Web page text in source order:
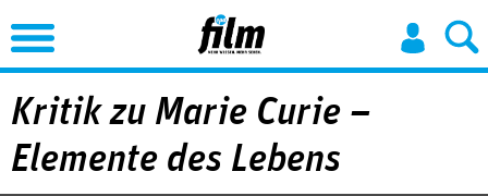
Jump to Navigation
Kritik zu Marie Curie –
Elemente des Lebens